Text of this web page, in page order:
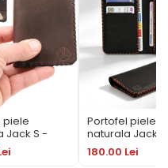
pasiune. Adaugă acum în
și bucură-te de un accesoriu
piele
Jack S -
Portofel piele
naturala Jack
buletin si
180.00 Lei